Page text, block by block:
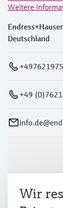
Weitere
Deutschland
+49
Branchen
Wir